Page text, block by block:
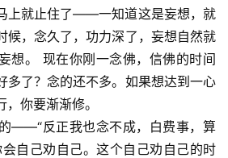
上就止住了——一知道这是妄想，就
候，念久了，功力深了，妄想自然就
想。 现在你刚一念佛，信佛的时间
了？念的还不多。如果想达到一心
你要渐渐修。
——“反正我也念不成，白费事，算
自己劝自己。这个自己劝自己的时